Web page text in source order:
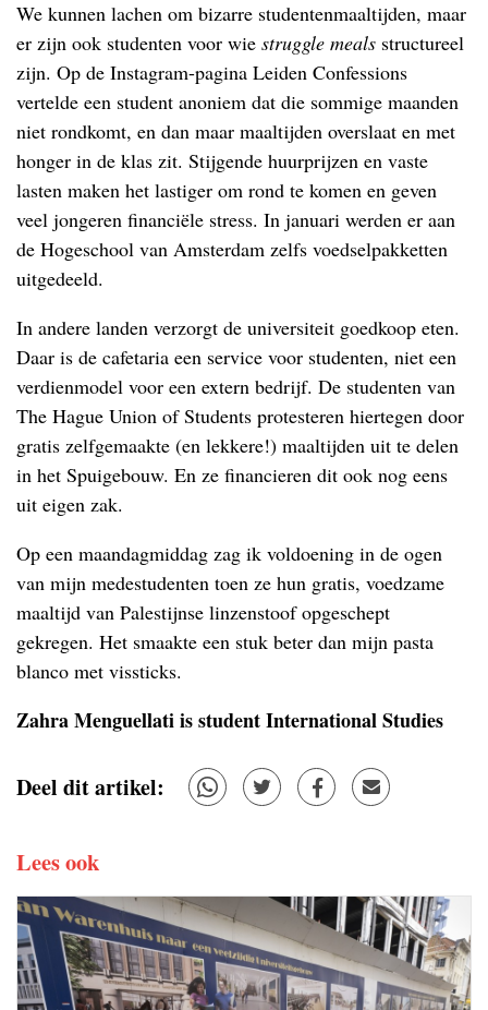
We kunnen lachen om bizarre studentenmaaltijden, maar
er zijn ook studenten voor wie struggle meals structureel
zijn. Op de Instagram-pagina Leiden Confessions
vertelde een student anoniem dat die sommige maanden
niet rondkomt, en dan maar maaltijden overslaat en met
honger in de klas zit. Stijgende huurprijzen en vaste
lasten maken het lastiger om rond te komen en geven
veel jongeren financiële stress. In januari werden er aan
de Hogeschool van Amsterdam zelfs voedselpakketten
uitgedeeld.
In andere landen verzorgt de universiteit goedkoop eten.
Daar is de cafetaria een service voor studenten, niet een
verdienmodel voor een extern bedrijf. De studenten van
The Hague Union of Students protesteren hiertegen door
gratis zelfgemaakte (en lekkere!) maaltijden uit te delen
in het Spuigebouw. En ze financieren dit ook nog eens
uit eigen zak.
Op een maandagmiddag zag ik voldoening in de ogen
van mijn medestudenten toen ze hun gratis, voedzame
maaltijd van Palestijnse linzenstoof opgeschept
gekregen. Het smaakte een stuk beter dan mijn pasta
blanco met vissticks.
Zahra Menguellati is student International Studies
Deel dit artikel:
Lees ook